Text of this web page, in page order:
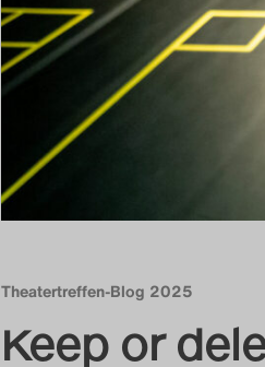
Theatertreffen-Blog 2025
Keep or